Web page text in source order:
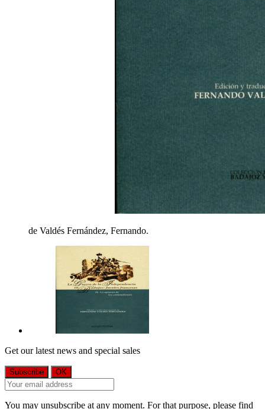
de Valdés Fernández, Fernando.
Get our latest news and special sales
You may unsubscribe at any moment. For that purpose, please find